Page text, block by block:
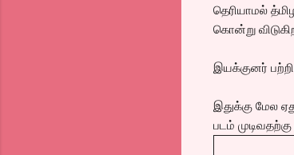
தெரியாமல்
கொன்று
இயக்குனர்
இதுக்கு மேல
படம்